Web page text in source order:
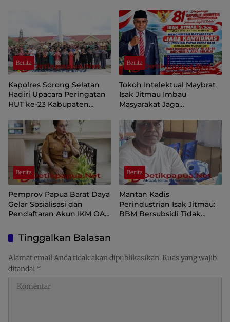
Papua Pegunungan
Berita
Kapolres Sorong Selatan
Hadiri Upacara Peringatan
HUT ke-23 Kabupaten
Berita
Tokoh Intelektual Maybrat
Isak Jitmau Imbau
Masyarakat Jaga
81 Kemerdekaan RI
Berita
Pemprov Papua Barat Daya
Gelar Sosialisasi dan
Pendaftaran Akun IKM OAP
Berita
Mantan Kadis
Perindustrian Isak Jitmau:
BBM Bersubsidi Tidak
Tinggalkan Balasan
Alamat email Anda tidak akan dipublikasikan. Ruas yang wajib
ditandai *